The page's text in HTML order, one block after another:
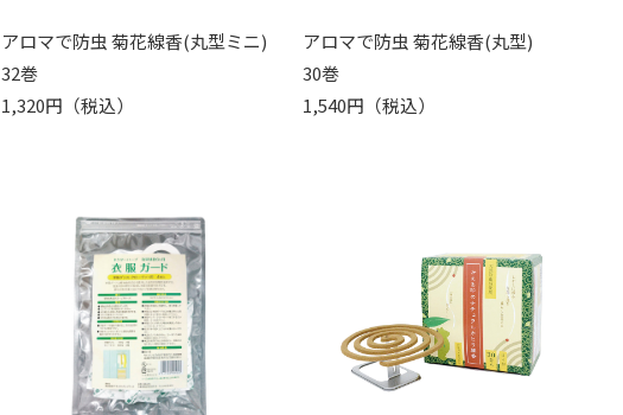
アロマで防虫 菊花線香(丸型ミニ)
32巻
1,320円（税込）
アロマで防虫 菊花線香(丸型)
30巻
1,540円（税込）